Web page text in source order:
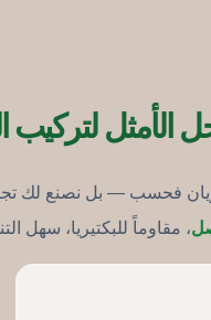
الأمثل لتركيب
فحسب — بل نصنع لك
، مقاوماً للبكتيريا، سهل